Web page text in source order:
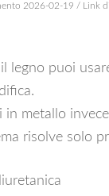
2026-02-19 / Link
legno puoi
in metallo
risolve solo